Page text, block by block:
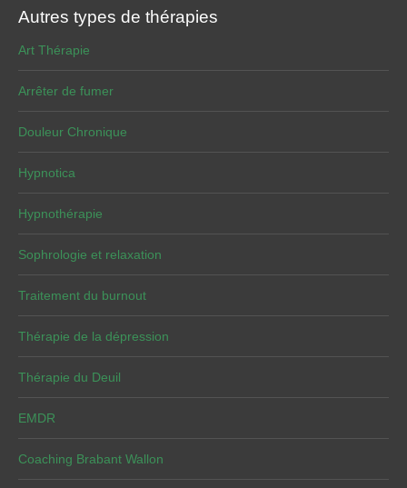
Autres types de thérapies
Art Thérapie
Arrêter de fumer
Douleur Chronique
Hypnotica
Hypnothérapie
Sophrologie et relaxation
Traitement du burnout
Thérapie de la dépression
Thérapie du Deuil
EMDR
Coaching Brabant Wallon